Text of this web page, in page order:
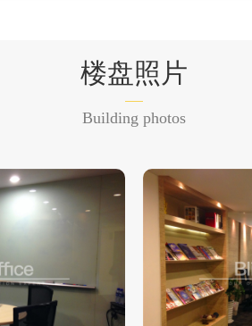
楼盘照片
Building photos